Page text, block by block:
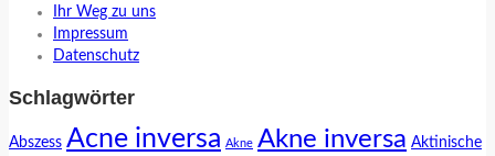
Ihr Weg zu uns
Impressum
Datenschutz
Schlagwörter
Abszess Acne inversa Akne Akne inversa Aktinische